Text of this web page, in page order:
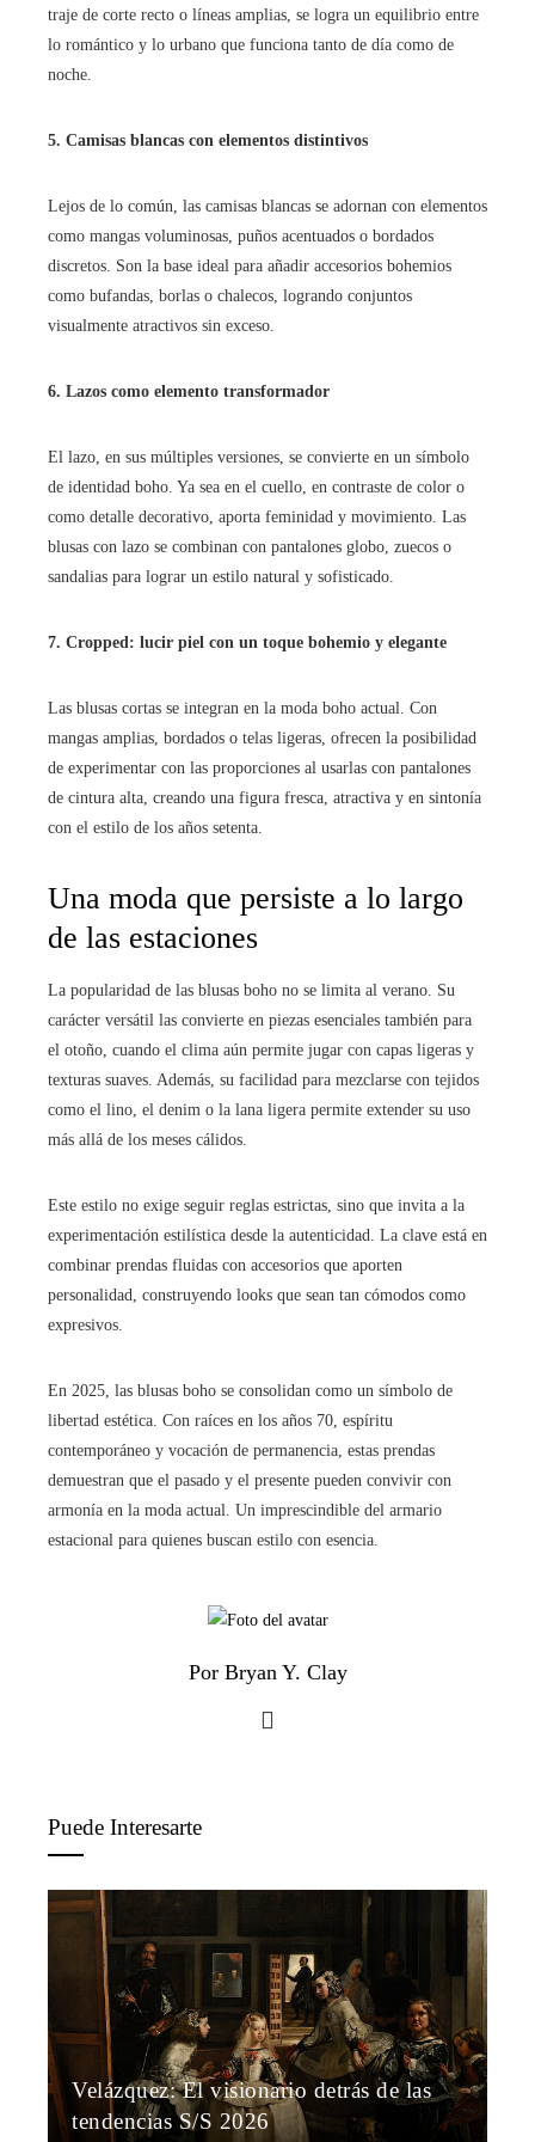
traje de corte recto o líneas amplias, se logra un equilibrio entre
lo romántico y lo urbano que funciona tanto de día como de
noche.
5. Camisas blancas con elementos distintivos
Lejos de lo común, las camisas blancas se adornan con elementos
como mangas voluminosas, puños acentuados o bordados
discretos. Son la base ideal para añadir accesorios bohemios
como bufandas, borlas o chalecos, logrando conjuntos
visualmente atractivos sin exceso.
6. Lazos como elemento transformador
El lazo, en sus múltiples versiones, se convierte en un símbolo
de identidad boho. Ya sea en el cuello, en contraste de color o
como detalle decorativo, aporta feminidad y movimiento. Las
blusas con lazo se combinan con pantalones globo, zuecos o
sandalias para lograr un estilo natural y sofisticado.
7. Cropped: lucir piel con un toque bohemio y elegante
Las blusas cortas se integran en la moda boho actual. Con
mangas amplias, bordados o telas ligeras, ofrecen la posibilidad
de experimentar con las proporciones al usarlas con pantalones
de cintura alta, creando una figura fresca, atractiva y en sintonía
con el estilo de los años setenta.
Una moda que persiste a lo largo
de las estaciones
La popularidad de las blusas boho no se limita al verano. Su
carácter versátil las convierte en piezas esenciales también para
el otoño, cuando el clima aún permite jugar con capas ligeras y
texturas suaves. Además, su facilidad para mezclarse con tejidos
como el lino, el denim o la lana ligera permite extender su uso
más allá de los meses cálidos.
Este estilo no exige seguir reglas estrictas, sino que invita a la
experimentación estilística desde la autenticidad. La clave está en
combinar prendas fluidas con accesorios que aporten
personalidad, construyendo looks que sean tan cómodos como
expresivos.
En 2025, las blusas boho se consolidan como un símbolo de
libertad estética. Con raíces en los años 70, espíritu
contemporáneo y vocación de permanencia, estas prendas
demuestran que el pasado y el presente pueden convivir con
armonía en la moda actual. Un imprescindible del armario
estacional para quienes buscan estilo con esencia.
Por Bryan Y. Clay
Puede Interesarte
Velázquez: El visionario detrás de las
tendencias S/S 2026